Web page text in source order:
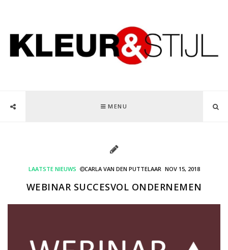
MENU
LAATSTE NIEUWS CARLA VAN DEN PUTTELAAR NOV 15, 2018
WEBINAR SUCCESVOL ONDERNEMEN